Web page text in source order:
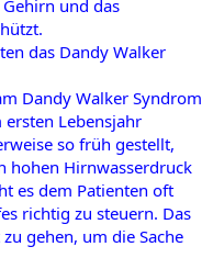
und das
das Dandy Walker
Dandy Walker Syndrom
Lebensjahr
so früh gestellt,
hohen Hirnwasserdruck
es dem Patienten oft
richtig zu steuern. Das
gehen, um die Sache